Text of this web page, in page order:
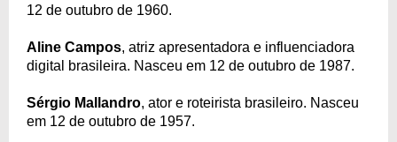
12 de outubro de 1960.
Aline Campos, atriz apresentadora e influenciadora
digital brasileira. Nasceu em 12 de outubro de 1987.
Sérgio Mallandro, ator e roteirista brasileiro. Nasceu
em 12 de outubro de 1957.